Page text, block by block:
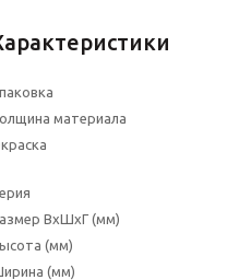
материала
ВхШхГ (мм)
(мм)
(мм)